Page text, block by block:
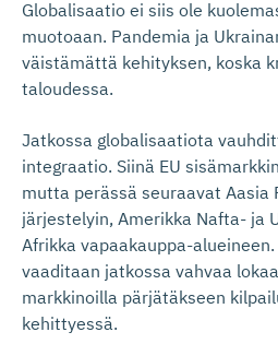
Globalisaatio ei siis ole
muotoaan. Pandemia ja
väistämättä kehityksen, koska
taloudessa.
Jatkossa globalisaatiota
integraatio. Siinä EU
mutta perässä seuraavat Aasia
järjestelyin, Amerikka Nafta- ja
Afrikka vapaakauppa-
vaaditaan jatkossa vahvaa
markkinoilla pärjätäkseen
kehittyessä.